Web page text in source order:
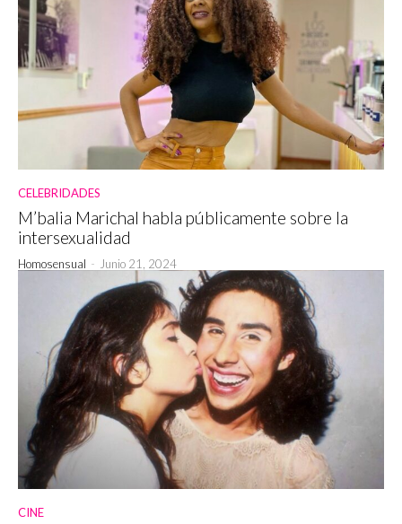
CELEBRIDADES
M’balia Marichal habla públicamente sobre la
intersexualidad
Homosensual - Junio 21, 2024
CINE